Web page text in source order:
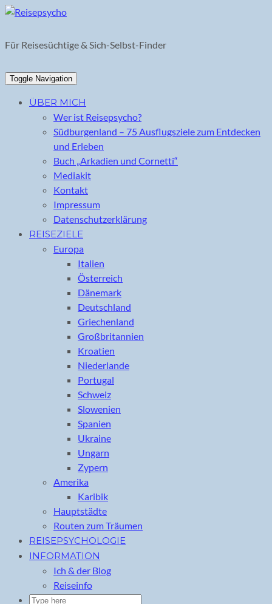
Skip
content
Für Reisesüchtige & Sich-Selbst-Finder
Toggle Navigation
ÜBER MICH
Wer ist Reisepsycho?
Südburgenland – 75 Ausflugsziele zum Entdecken
und Erleben
Buch „Arkadien und Cornetti“
Mediakit
Kontakt
Impressum
Datenschutzerklärung
REISEZIELE
Europa
Italien
Österreich
Dänemark
Deutschland
Griechenland
Großbritannien
Kroatien
Niederlande
Portugal
Schweiz
Slowenien
Spanien
Ukraine
Ungarn
Zypern
Amerika
Karibik
Hauptstädte
Routen zum Träumen
REISEPSYCHOLOGIE
INFORMATION
Ich & der Blog
Reiseinfo